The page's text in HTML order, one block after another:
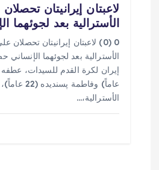
لاعبتان إيرانيتان
الأسترالية بعد لجوئهما
0 (0) لاعبتان إيرانيتان تحصلان
الأسترالية بعد لجوئهما
عاماً) وفاطمة
الأسترالية،…